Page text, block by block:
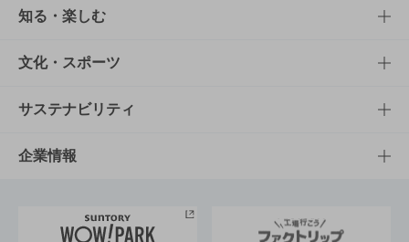
商品TOP
商品一覧
商品発売情報
栄養成分一覧
知る・楽しむ
知る・楽しむTOP
キャンペーン
工場見学
文化・スポーツ
文化・スポーツTOP
サントリーホール
サステナビリティ
サステナビリティTOP
企業情報